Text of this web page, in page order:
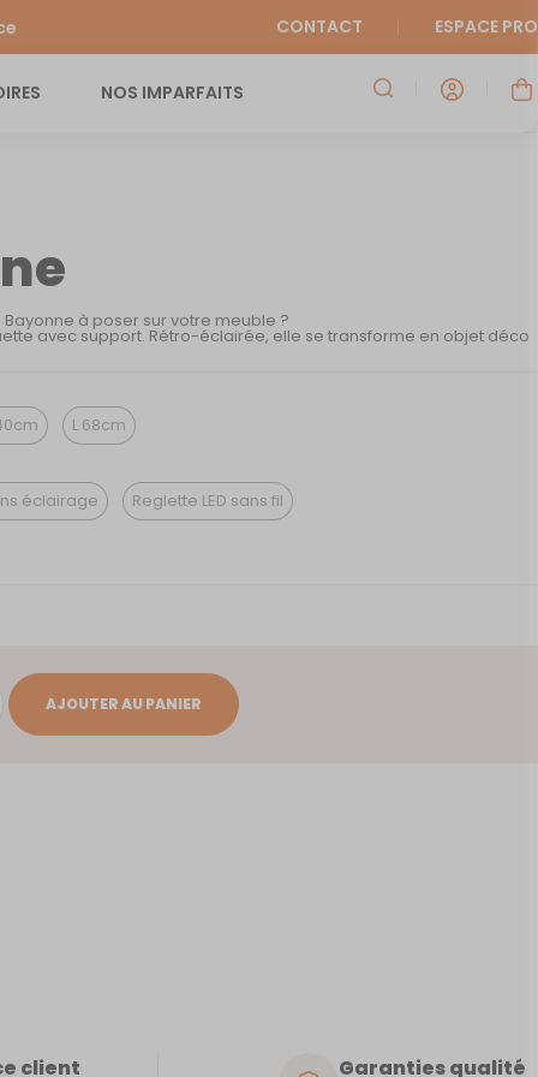
CONTACT ESPACE PRO
NOS IMPARFAITS
Bayonne à poser sur votre meuble ?
avec support. Rétro-éclairée, elle se transforme en objet déco
L 68cm
éclairage Reglette LED sans fil
AJOUTER AU PANIER
client Garanties qualité